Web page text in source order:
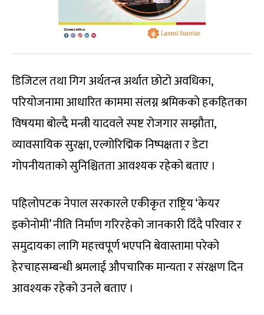
डिजिटल तथा गिग अर्थतन्त्र अर्थात छोटो अवधिका,
परियोजनामा आधारित काममा संलग्न श्रमिकको हकहितका
विषयमा बोल्दै मन्त्री यादवले स्पष्ट रोजगार सम्झौता,
व्यावसायिक सुरक्षा, एल्गोरिद्मिक निष्पक्षता र डेटा
गोपनीयताको सुनिश्चितता आवश्यक रहेको बताए ।
पहिलोपटक नेपाल सरकारले एकीकृत राष्ट्रिय ‘केयर
इकोनोमी’ नीति निर्माण गरिरहेको जानकारी दिँदै परिवार र
समुदायका लागि महत्त्वपूर्ण भएपनि बेवास्तामा परेको
हेरचाहसम्बन्धी श्रमलाई औपचारिक मान्यता र संरक्षण दिन
आवश्यक रहेको उनले बताए ।